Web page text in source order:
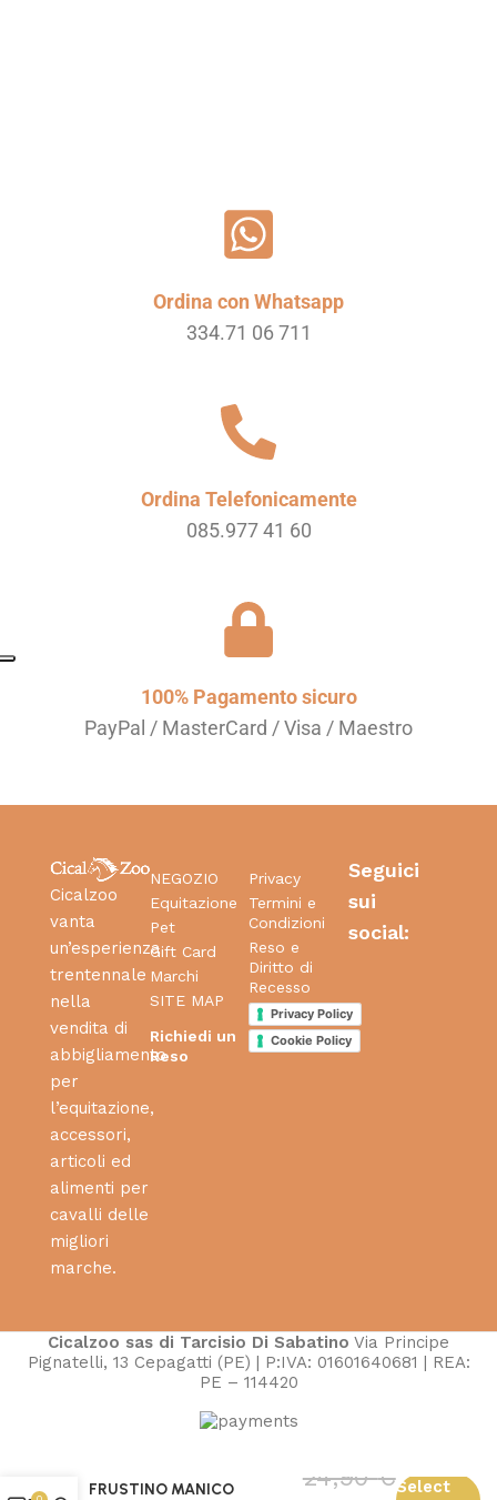
Ordina con Whatsapp
334.71 06 711
Ordina Telefonicamente
085.977 41 60
100% Pagamento sicuro
PayPal / MasterCard / Visa / Maestro
Cicalzoo
vanta
un’esperienza
trentennale
nella
vendita di
abbigliamento
per
l’equitazione,
accessori,
articoli ed
alimenti per
cavalli delle
migliori
marche.
NEGOZIO
Equitazione
Pet
Gift Card
Marchi
SITE MAP
Richiedi un
Reso
Privacy
Termini e
Condizioni
Reso e
Diritto di
Recesso
Privacy Policy
Cookie Policy
Seguici
sui
social:
Cicalzoo sas di Tarcisio Di Sabatino Via Principe
Pignatelli, 13 Cepagatti (PE) | P:IVA: 01601640681 | REA:
PE – 114420
FRUSTINO MANICO 24,90€Select